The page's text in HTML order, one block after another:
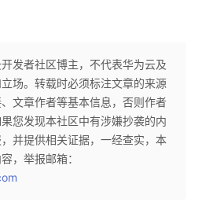
发者社区博主，不代表华为云及
场。转载时必须标注文章的来源
、文章作者等基本信息，否则作者
您发现本社区中有涉嫌抄袭的内
并提供相关证据，一经查实，本
，举报邮箱：